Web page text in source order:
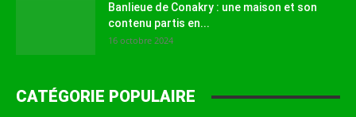
Banlieue de Conakry : une maison et son
contenu partis en...
16 octobre 2024
CATÉGORIE POPULAIRE